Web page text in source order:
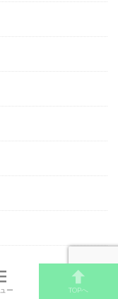
ー TOPへ